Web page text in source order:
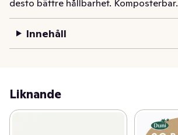
desto bättre hållbarhet. Komposterbar.
Innehåll
Liknande